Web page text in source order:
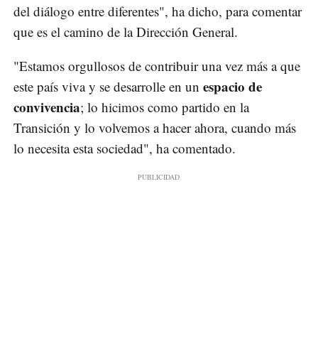
del diálogo entre diferentes", ha dicho, para comentar
que es el camino de la Dirección General.
"Estamos orgullosos de contribuir una vez más a que
este país viva y se desarrolle en un espacio de
convivencia; lo hicimos como partido en la
Transición y lo volvemos a hacer ahora, cuando más
lo necesita esta sociedad", ha comentado.